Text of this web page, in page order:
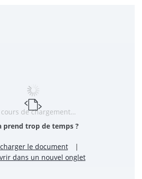
cours de chargement…
prend trop de temps ?
le document
|
dans un nouvel onglet